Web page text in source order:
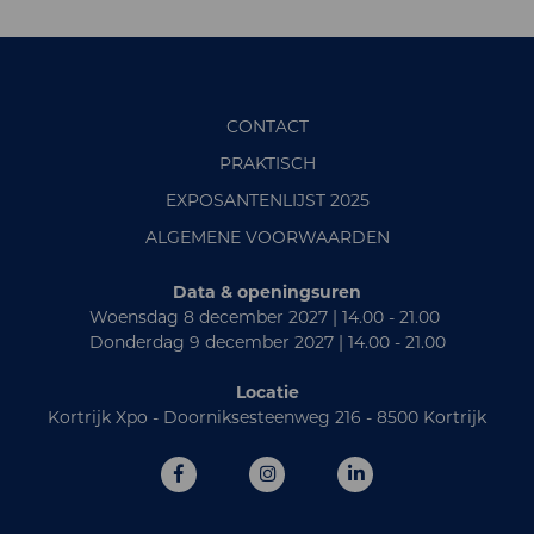
CONTACT
PRAKTISCH
EXPOSANTENLIJST 2025
ALGEMENE VOORWAARDEN
Data & openingsuren
Woensdag 8 december 2027 | 14.00 - 21.00
Donderdag 9 december 2027 | 14.00 - 21.00
Locatie
Kortrijk Xpo - Doorniksesteenweg 216 - 8500 Kortrijk